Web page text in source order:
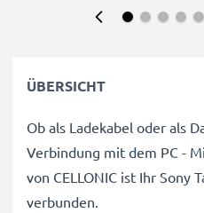
ÜBERSICHT
Ob als Ladekabel oder als
Verbindung mit dem PC -
von CELLONIC ist Ihr Sony
verbunden.